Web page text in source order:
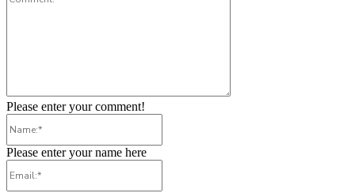
Please enter your comment!
Please enter your name here